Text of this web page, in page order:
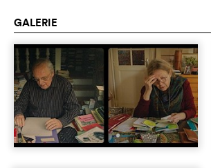
GALERIE